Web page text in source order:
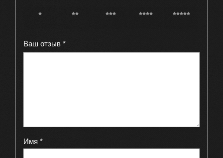
1 из 5
2 из 5
3 из 5
4 из 5
5 из 5
Ваш отзыв *
Имя *